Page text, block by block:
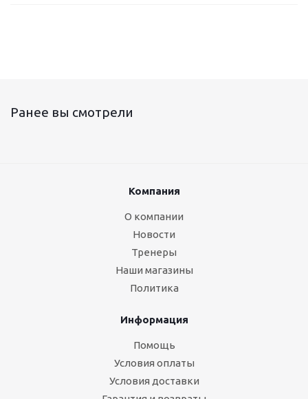
Ранее вы смотрели
Компания
О компании
Новости
Тренеры
Наши магазины
Политика
Информация
Помощь
Условия оплаты
Условия доставки